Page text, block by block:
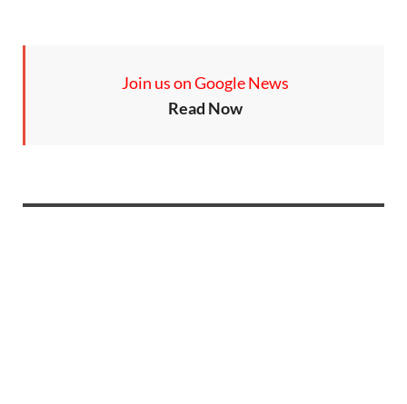
Join us on Google News
Read Now